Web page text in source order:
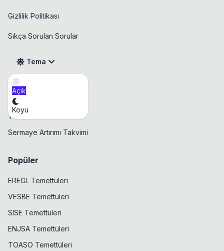
Gizlilik Politikası
Sıkça Sorulan Sorular
Tema
Açık
Koyu
Takvim
Temettü Takvimi
Sermaye Artırımı Takvimi
Popüler
EREGL Temettüleri
VESBE Temettüleri
SISE Temettüleri
ENJSA Temettüleri
TOASO Temettüleri